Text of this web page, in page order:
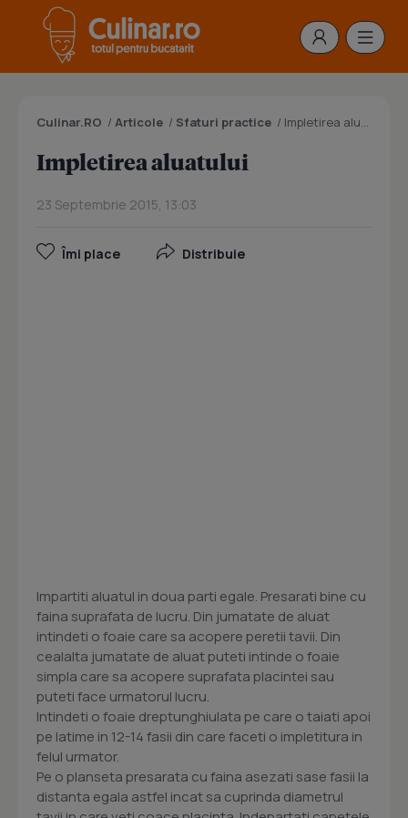
Culinar.RO / Articole / Sfaturi practice / Impletirea aluatului
Impletirea aluatului
23 Septembrie 2015, 13:03
Îmi place Distribuie
Impartiti aluatul in doua parti egale. Presarati bine cu
faina suprafata de lucru. Din jumatate de aluat
intindeti o foaie care sa acopere peretii tavii. Din
cealalta jumatate de aluat puteti intinde o foaie
simpla care sa acopere suprafata placintei sau
puteti face urmatorul lucru.
Intindeti o foaie dreptunghiulata pe care o taiati apoi
pe latime in 12-14 fasii din care faceti o impletitura in
felul urmator.
Pe o planseta presarata cu faina asezati sase fasii la
distanta egala astfel incat sa cuprinda diametrul